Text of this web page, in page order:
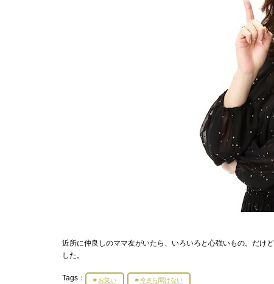
近所に仲良しのママ友がいたら、いろいろと心強いもの。だけ
した。
Tags： お笑い 今さら聞けない